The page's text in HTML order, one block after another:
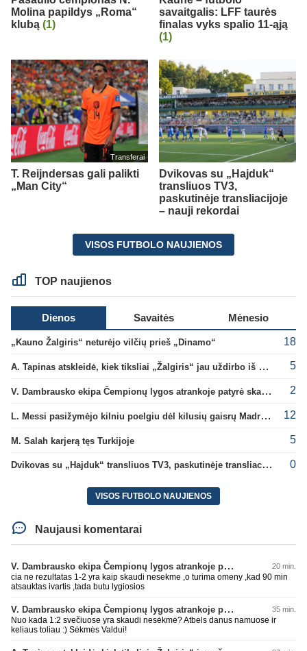
Molina papildys „Roma“
klubą (1)
savaitgalis: LFF taurės
finalas vyks spalio 11-ąją
(1)
Transferai
T. Reijndersas gali palikti
„Man City“
Dvikovas su „Hajduk“
transliuos TV3,
paskutinėje transliacijoje
– nauji rekordai
VISOS FUTBOLO NAUJIENOS
TOP naujienos
Dienos Savaitės Mėnesio
„Kauno Žalgiris“ neturėjo vilčių prieš „Dinamo“ 18
A. Tapinas atskleidė, kiek tiksliai „Žalgiris“ jau uždirbo iš UEFA premijų 5
V. Dambrausko ekipa Čempionų lygos atrankoje patyrė skaudžią nesėkmę 2
L. Messi pasižymėjo kilniu poelgiu dėl kilusių gaisrų Madride 12
M. Salah karjerą tęs Turkijoje 5
Dvikovas su „Hajduk“ transliuos TV3, paskutinėje transliacijoje – nauji rekordai 0
VISOS FUTBOLO NAUJIENOS
Naujausi komentarai
V. Dambrausko ekipa Čempionų lygos atrankoje patyrė skaudžią nesėkmę 20 min.
cia ne rezultatas 1-2 yra kaip skaudi nesekme ,o turima omeny ,kad 90 min
atsauktas ivartis ,tada butu lygiosios
V. Dambrausko ekipa Čempionų lygos atrankoje patyrė skaudžią nesėkmę 35 min.
Nuo kada 1:2 svečiuose yra skaudi nesėkmė? Atbels danus namuose ir
keliaus toliau :) Sėkmės Valdui!